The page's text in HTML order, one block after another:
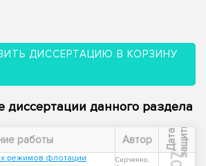
ДИССЕРТАЦИЮ В КОРЗИНУ
данного раздела
работы Автор Д
а
т
а
з
а
щ
и
т ы
режимов флотации
Сирченко,